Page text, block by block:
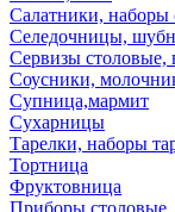
Салатники, наборы
Селедочницы,
Сервизы
Соусники,
Супница,мармит
Сухарницы
Тарелки, наборы
Тортница
Фруктовница
Приборы столовые